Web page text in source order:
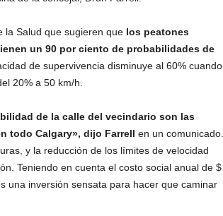
la Salud que sugieren que los peatones
un 90 por ciento de probabilidades de
de supervivencia disminuye al 60% cuando
20% a 50 km/h.
de la calle del vecindario son las
todo Calgary», dijo Farrell en un comunicado.
y la reducción de los límites de velocidad
Teniendo en cuenta el costo social anual de $
una inversión sensata para hacer que caminar